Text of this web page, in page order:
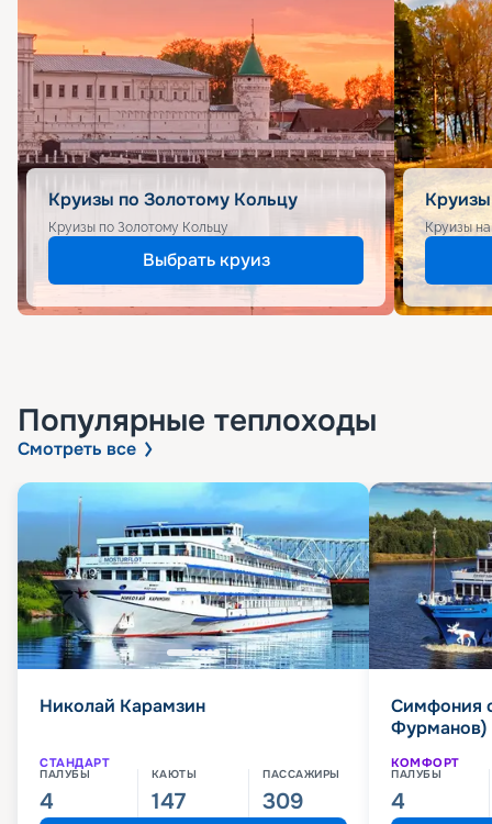
Круизы по Золотому Кольцу
Круизы по Золотому Кольцу
Выбрать круиз
Круизы
Популярные теплоходы
Смотреть все
Николай Карамзин
СТАНДАРТ
ПАЛУБЫ
4
КАЮТЫ
147
ПАССАЖИРЫ
309
Симфония
Фурманов)
КОМФОРТ
ПАЛУБЫ
4